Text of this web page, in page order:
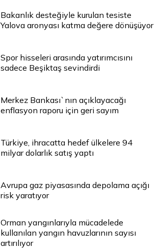
Bakanlık desteğiyle kurulan tesiste
Yalova aronyası katma değere dönüşüyor
Spor hisseleri arasında yatırımcısını
sadece Beşiktaş sevindirdi
Merkez Bankası`nın açıklayacağı
enflasyon raporu için geri sayım
Türkiye, ihracatta hedef ülkelere 94
milyar dolarlık satış yaptı
Avrupa gaz piyasasında depolama açığı
risk yaratıyor
Orman yangınlarıyla mücadelede
kullanılan yangın havuzlarının sayısı
artırılıyor